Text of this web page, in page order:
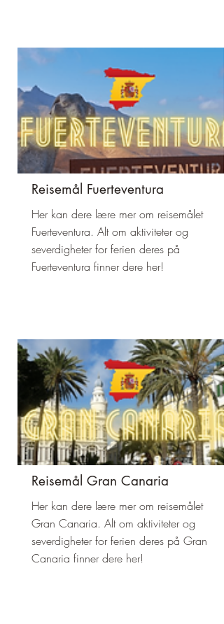
Reisemål Fuerteventura
Her kan dere lære mer om reisemålet
Fuerteventura. Alt om aktiviteter og
severdigheter for ferien deres på
Fuerteventura finner dere her!
Reisemål Gran Canaria
Her kan dere lære mer om reisemålet
Gran Canaria. Alt om aktiviteter og
severdigheter for ferien deres på Gran
Canaria finner dere her!